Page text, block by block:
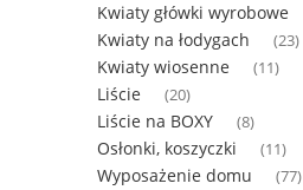
Kwiaty główki wyrobowe
Kwiaty na łodygach (23)
Kwiaty wiosenne (11)
Liście (20)
Liście na BOXY (8)
Osłonki, koszyczki (11)
Wyposażenie domu (77)